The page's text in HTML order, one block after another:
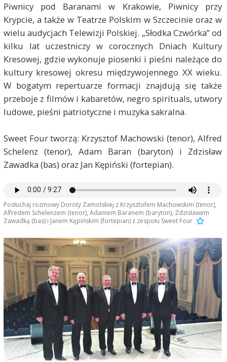
Piwnicy pod Baranami w Krakowie, Piwnicy przy
Krypcie, a także w Teatrze Polskim w Szczecinie oraz w
wielu audycjach Telewizji Polskiej. „Słodka Czwórka” od
kilku lat uczestniczy w corocznych Dniach Kultury
Kresowej, gdzie wykonuje piosenki i pieśni należące do
kultury kresowej okresu międzywojennego XX wieku.
W bogatym repertuarze formacji znajdują się także
przeboje z filmów i kabaretów, negro spirituals, utwory
ludowe, pieśni patriotyczne i muzyka sakralna.
Sweet Four tworzą: Krzysztof Machowski (tenor), Alfred
Schelenz (tenor), Adam Baran (baryton) i Zdzisław
Zawadka (bas) oraz Jan Kępiński (fortepian).
Posłuchaj rozmowy Doroty Zamolskiej z Krzysztofem Machowskim (tenor),
Alfredem Schelenzem (tenor), Adamem Baranem (baryton), Zdzisławem
Zawadką (bas) i Janem Kępińskim (fortepian) z zespołu Sweet Four